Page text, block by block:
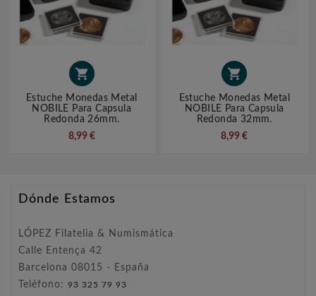

Estuche Monedas Metal
NOBILE Para Capsula
Redonda 26mm.
8,99 €

Estuche Monedas Metal
NOBILE Para Capsula
Redonda 32mm.
8,99 €
Dónde Estamos
LÓPEZ Filatelia & Numismática
Calle Entença 42
Barcelona 08015 - España
Teléfono: 93 325 79 93